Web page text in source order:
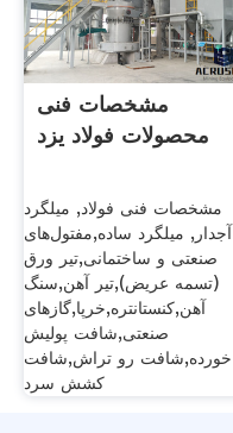
مشخصات فنی
محصولات فولاد یزد
مشخصات فنی فولاد, میلگرد
آجدار, میلگرد ساده,مفتول‌‌های
صنعتی و ساختمانی,تیر ورق
(تسمه عریض),تیر آهن,سنگ
آهن,کنستانتره,خرپا,گاز‌های
صنعتی,شافت پولیش
خورده,شافت رو تراش,شافت
کشش سرد